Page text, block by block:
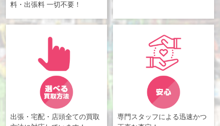
料・出張料 一切不要！
出張・宅配・店頭全ての買取
専門スタッフによる迅速かつ